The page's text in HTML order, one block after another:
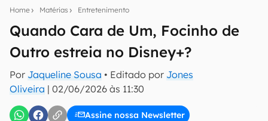
Home Matérias Entretenimento
Quando Cara de Um, Focinho de
Outro estreia no Disney+?
Por Jaqueline Sousa • Editado por Jones
Oliveira | 02/06/2026 às 11:30
Assine nossa Newsletter
notícias e reviews sobre tecnologia em primeira
E-mail